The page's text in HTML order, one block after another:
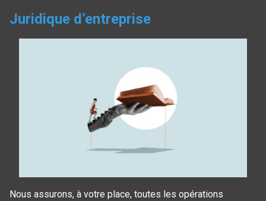
Juridique d’entreprise
Nous assurons, à votre place, toutes les opérations